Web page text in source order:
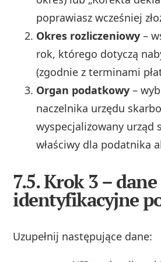
poprawiasz wcześniej
Okres rozliczeniowy –
rok, którego dotyczą
(zgodnie z terminami
Organ podatkowy –
naczelnika urzędu
wyspecjalizowany urząd
właściwy dla podatnika
7.5. Krok 3 – dane
identyfikacyjne
Uzupełnij następujące dane: